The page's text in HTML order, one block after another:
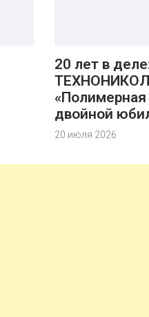
20 лет в
двойной
20 июля 2026